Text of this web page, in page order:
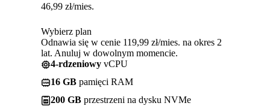
46,99 zł/mies.
Wybierz plan
Odnawia się w cenie 119,99 zł/mies. na okres 2
lat. Anuluj w dowolnym momencie.
4-rdzeniowy vCPU
16 GB pamięci RAM
200 GB przestrzeni na dysku NVMe